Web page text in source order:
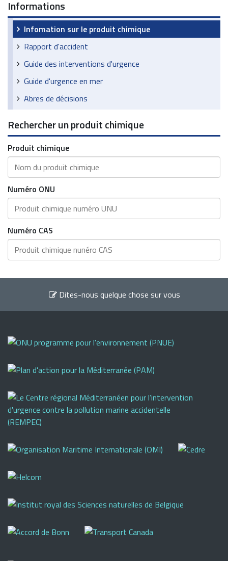
Informations
Infomation sur le produit chimique
Rapport d'accident
Guide des interventions d'urgence
Guide d'urgence en mer
Abres de décisions
Rechercher un produit chimique
Produit chimique
Numéro ONU
Numéro CAS
Dites-nous quelque chose sur vous